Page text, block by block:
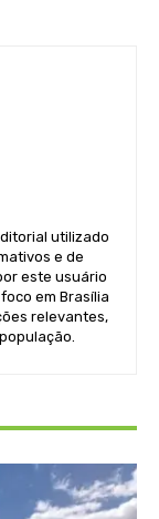
utilizado
e de
este usuário
em Brasília
relevantes,